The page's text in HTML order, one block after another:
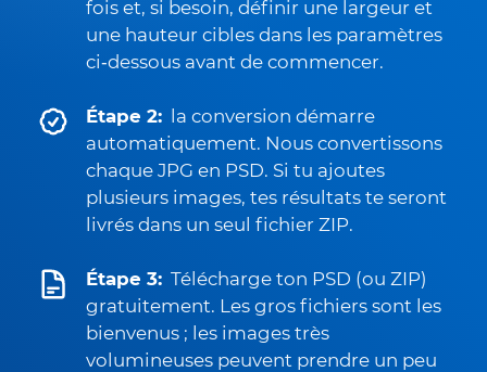
fois et, si besoin, définir une largeur et
une hauteur cibles dans les paramètres
ci‑dessous avant de commencer.
Étape 2:
la conversion démarre
automatiquement. Nous convertissons
chaque JPG en PSD. Si tu ajoutes
plusieurs images, tes résultats te seront
livrés dans un seul fichier ZIP.
Étape 3: Télécharge ton PSD (ou ZIP)
gratuitement. Les gros fichiers sont les
bienvenus ; les images très
volumineuses peuvent prendre un peu